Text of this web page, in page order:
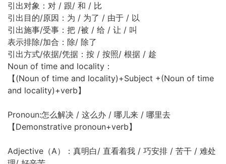
引出对象：对 / 跟/ 和 / 比
引出目的/原因：为 / 为了 / 由于 / 以
引出施事/受事：把 /被 / 给 / 让 / 叫
表示排除/加合：除/ 除了
引出方式/依据/凭据：按 / 按照/ 根据 / 趁
Noun of time and locality：
【(Noun of time and locality)+Subject +(Noun of time
and locality)+verb】
Pronoun:怎么解决 / 这么办 / 哪儿来 / 哪里去
【Demonstrative pronoun+verb】
Adjective（A）：真明白/ 直看着我 / 巧安排 / 苦干 / 难处